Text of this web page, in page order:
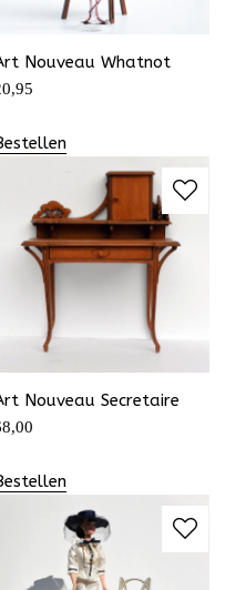
Nouveau Whatnot
Nouveau Secretaire